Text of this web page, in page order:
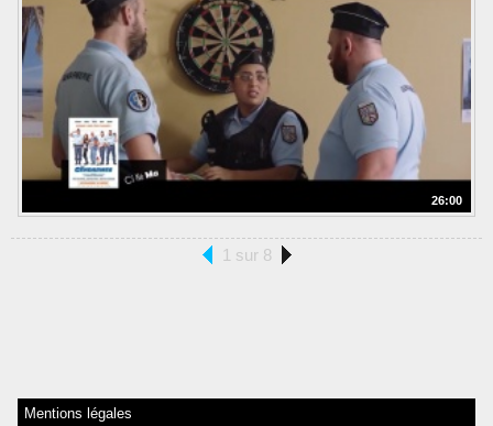
26:00
1 sur 8
Mentions légales